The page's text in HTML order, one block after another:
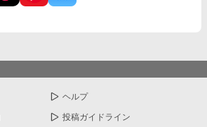
ヘルプ
投稿ガイドライン